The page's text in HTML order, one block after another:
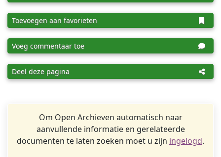
Toevoegen aan favorieten
Voeg commentaar toe
Deel deze pagina
Om Open Archieven automatisch naar
aanvullende informatie en gerelateerde
documenten te laten zoeken moet u zijn ingelogd.